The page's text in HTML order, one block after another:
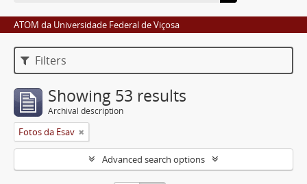
ATOM da Universidade Federal de Viçosa
Filters
Showing 53 results
Archival description
Fotos da Esav
Advanced search options